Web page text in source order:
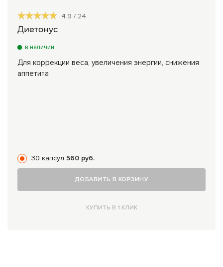
4.9 / 24
Диетонус
в наличии
Для коррекции веса, увеличения энергии, снижения
аппетита
30 капсул 560 руб.
ДОБАВИТЬ В КОРЗИНУ
КУПИТЬ В 1 КЛИК